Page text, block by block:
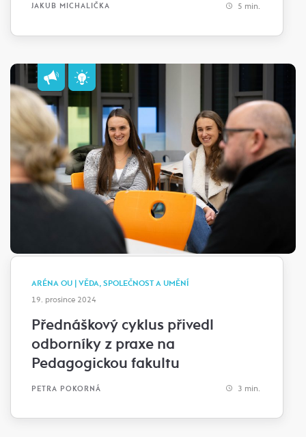
JAKUB MICHALIČKA 5 min.
ARÉNA OU | VĚDA, SPOLEČNOST A UMĚNÍ
19. prosince 2024
Přednáškový cyklus přivedl
odborníky z praxe na
Pedagogickou fakultu
PETRA POKORNÁ 3 min.